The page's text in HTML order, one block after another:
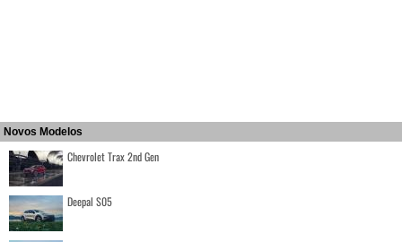
Novos Modelos
Chevrolet Trax 2nd Gen
Deepal S05